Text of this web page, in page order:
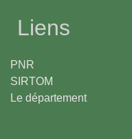
Liens
PNR
SIRTOM
Le département